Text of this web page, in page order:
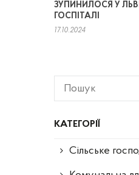
КАТЕГОРІЇ
Сільське
ЗУПИНИЛОСЯ У
ГОСПІТАЛІ
17.10.2024